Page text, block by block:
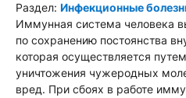
Раздел: Инфекционные
Иммунная система человека
по сохранению постоянства
которая осуществляется
уничтожения чужеродных
вред. При сбоях в работе